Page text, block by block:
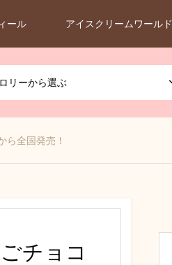
ール アイスクリームワールド
リーから選ぶ
ら全国発売！
チョコ